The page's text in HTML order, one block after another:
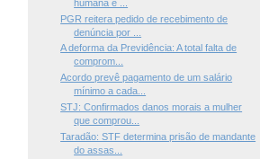
humana e ...
PGR reitera pedido de recebimento de
denúncia por ...
A deforma da Previdência: A total falta de
comprom...
Acordo prevê pagamento de um salário
mínimo a cada...
STJ: Confirmados danos morais a mulher
que comprou...
Taradão: STF determina prisão de mandante
do assas...